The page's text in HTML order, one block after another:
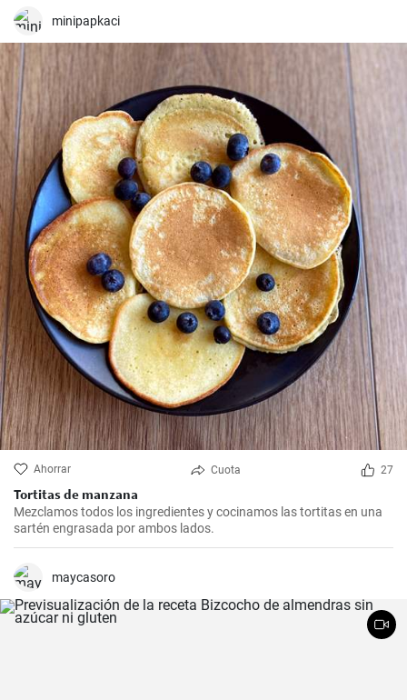
minipapkaci
Ahorrar Cuota 27
Tortitas de manzana
Mezclamos todos los ingredientes y cocinamos las tortitas en una
sartén engrasada por ambos lados.
maycasoro